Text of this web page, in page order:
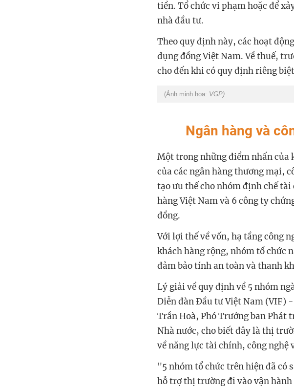
tiền. Tổ chức vi phạm hoặc để
nhà đầu tư.
Theo quy định này, các hoạt
dụng đồng Việt Nam. Về thuế,
cho đến khi có quy định riêng
(Ảnh minh hoạ: VGP)
Ngân hàng và
Một trong những điểm nhấn của
của các ngân hàng thương mại,
tạo ưu thế cho nhóm định chế
hàng Việt Nam và 6 công ty
đồng.
Với lợi thế về vốn, hạ tầng công
khách hàng rộng, nhóm tổ chức
đảm bảo tính an toàn và thanh
Lý giải về quy định về 5 nhóm
Diễn đàn Đầu tư Việt Nam (VIF)
Trần Hoà, Phó Trưởng ban Phát
Nhà nước, cho biếtđây là thị
về năng lực tài chính, công nghệ
"5 nhóm tổ chức trên hiện đã có
hỗ trợ thị trường đi vào vận